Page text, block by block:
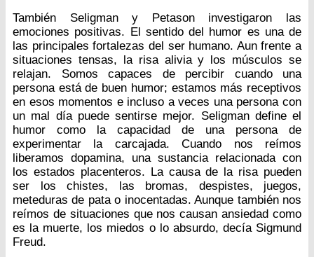
También Seligman y Petason investigaron las
emociones positivas. El sentido del humor es una de
las principales fortalezas del ser humano. Aun frente a
situaciones tensas, la risa alivia y los músculos se
relajan. Somos capaces de percibir cuando una
persona está de buen humor; estamos más receptivos
en esos momentos e incluso a veces una persona con
un mal día puede sentirse mejor. Seligman define el
humor como la capacidad de una persona de
experimentar la carcajada. Cuando nos reímos
liberamos dopamina, una sustancia relacionada con
los estados placenteros. La causa de la risa pueden
ser los chistes, las bromas, despistes, juegos,
meteduras de pata o inocentadas. Aunque también nos
reímos de situaciones que nos causan ansiedad como
es la muerte, los miedos o lo absurdo, decía Sigmund
Freud.